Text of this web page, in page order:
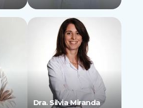
Dra. Silvia Miranda